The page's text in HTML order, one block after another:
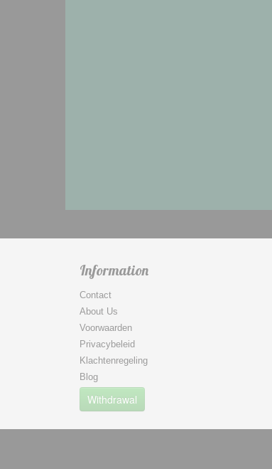
Information
Contact
About Us
Voorwaarden
Privacybeleid
Klachtenregeling
Blog
Withdrawal